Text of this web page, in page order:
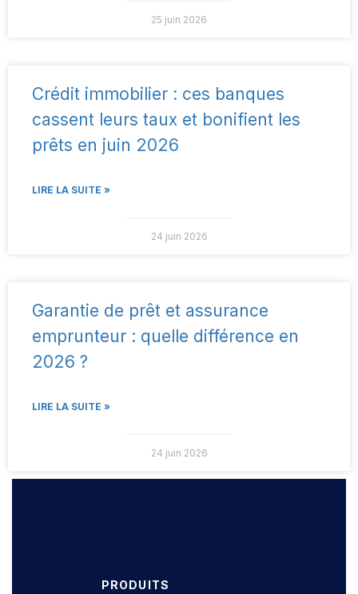
25 juin 2026
Crédit immobilier : ces banques
cassent leurs taux et bonifient les
prêts en juin 2026
LIRE LA SUITE »
24 juin 2026
Garantie de prêt et assurance
emprunteur : quelle différence en
2026 ?
LIRE LA SUITE »
24 juin 2026
PRODUITS